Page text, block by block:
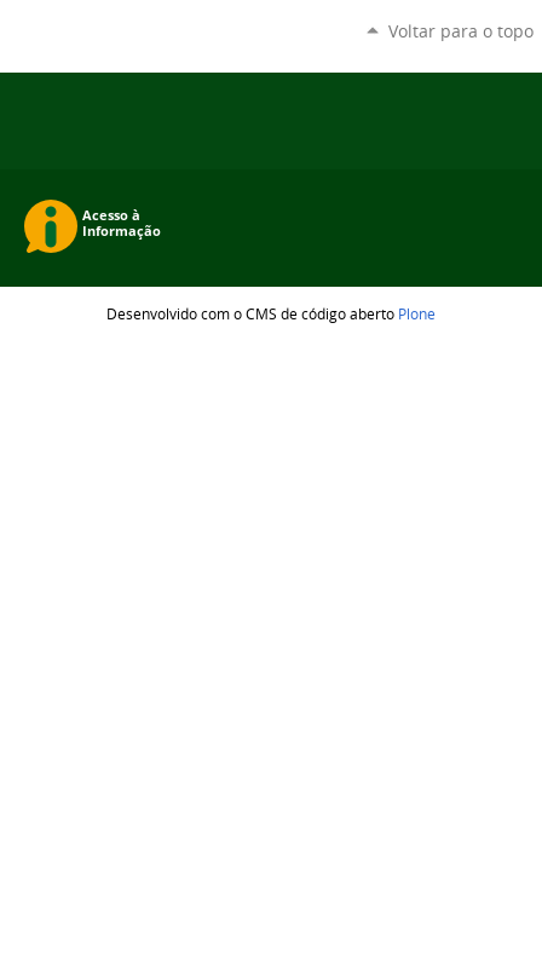
Voltar para o topo
Desenvolvido com o CMS de código aberto Plone